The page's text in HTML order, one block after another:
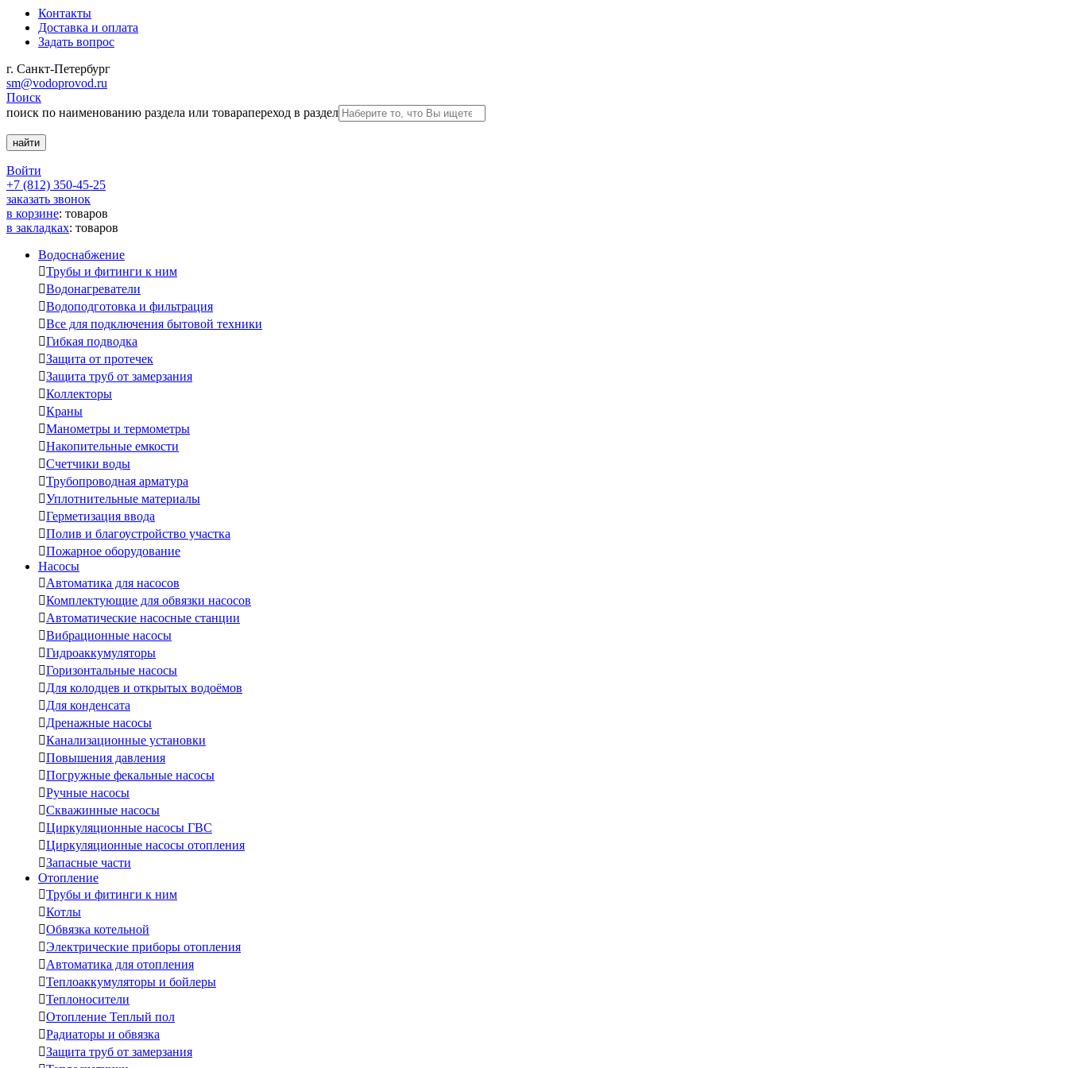
Контакты
Доставка и оплата
Задать вопрос
г. Санкт-Петербург
sm@vodoprovod.ru
Поиск
поиск по наименованию раздела или товарапереход в раздел
Войти
+7 (812) 350-45-25
заказать звонок
в корзине: товаров
в закладках: товаров
Водоснабжение
Трубы и фитинги к ним
Водонагреватели
Водоподготовка и фильтрация
Все для подключения бытовой техники
Гибкая подводка
Защита от протечек
Защита труб от замерзания
Коллекторы
Краны
Манометры и термометры
Накопительные емкости
Счетчики воды
Трубопроводная арматура
Уплотнительные материалы
Герметизация ввода
Полив и благоустройство участка
Пожарное оборудование
Насосы
Автоматика для насосов
Комплектующие для обвязки насосов
Автоматические насосные станции
Вибрационные насосы
Гидроаккумуляторы
Горизонтальные насосы
Для колодцев и открытых водоёмов
Для конденсата
Дренажные насосы
Канализационные установки
Повышения давления
Погружные фекальные насосы
Ручные насосы
Скважинные насосы
Циркуляционные насосы ГВС
Циркуляционные насосы отопления
Запасные части
Отопление
Трубы и фитинги к ним
Котлы
Обвязка котельной
Электрические приборы отопления
Автоматика для отопления
Теплоаккумуляторы и бойлеры
Теплоносители
Отопление Теплый пол
Радиаторы и обвязка
Защита труб от замерзания